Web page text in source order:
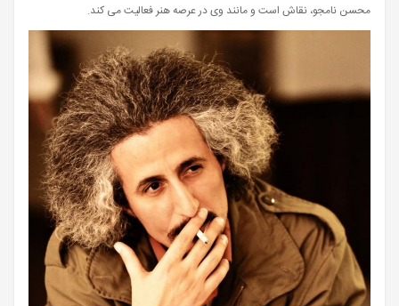
محسن نامجو، نقاش است و مانند وی در عرصه هنر فعالیت می کند.